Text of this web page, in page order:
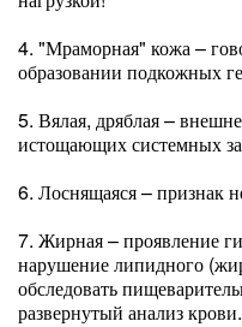
4. "Мраморная" кожа –
образовании подкожных
5. Вялая, дряблая –
истощающих системных
6. Лоснящаяся – признак
7. Жирная – проявление
нарушение липидного
обследовать
развернутый анализ крови.